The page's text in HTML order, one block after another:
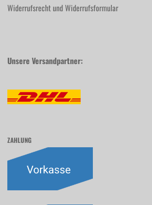
Widerrufsrecht und Widerrufsformular
Unsere Versandpartner:
ZAHLUNG